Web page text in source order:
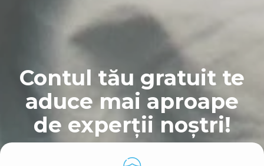
Contul tău gratuit te
aduce mai aproape
de experții noștri!